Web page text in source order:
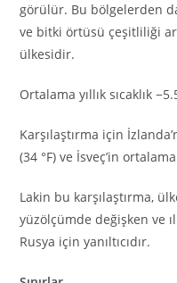
görülür. Bu bölgelerden
ve bitki örtüsü çeşitliliği
ülkesidir.
Ortalama yıllık sıcaklık
Karşılaştırma için
(34 °F) ve İsveç’in ortalama
Lakin bu karşılaştırma,
yüzölçümde değişken ve
Rusya için yanıltıcıdır.